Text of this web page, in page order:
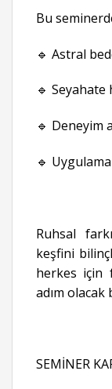
Bu
🔹 Astral
🔹 Seyahate
🔹 Deneyim
🔹
Ruhsal
keşfini
herkes için
adım
SEMİNER